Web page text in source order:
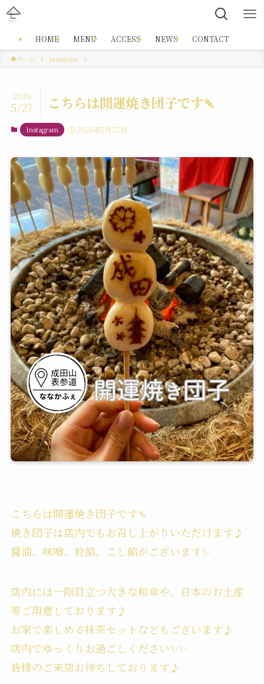
HOME MENU ACCESS NEWS CONTACT
ホーム Instagram
こちらは開運焼き団子です🍡
2026
5/27
Instagram 2026年5月27日
こちらは開運焼き団子です🍡
焼き団子は店内でもお召し上がりいただけます♪
醤油、味噌、粒餡、こし餡がございます✨
店内には一際目立つ大きな和傘や、日本のお土産
等ご用意しております♪
お家で楽しめる抹茶セットなどもございます♪
店内でゆっくりお過ごしください✨✨
皆様のご来店お待ちしております♪